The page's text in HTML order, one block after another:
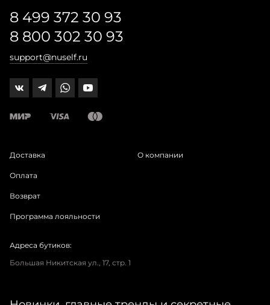
8 499 372 30 93
8 800 302 30 93
support@nuself.ru
Доставка
Оплата
Возврат
Программа лояльности
О компании
Адреса бутиков:
Большая Никитская ул., 17, стр. 1